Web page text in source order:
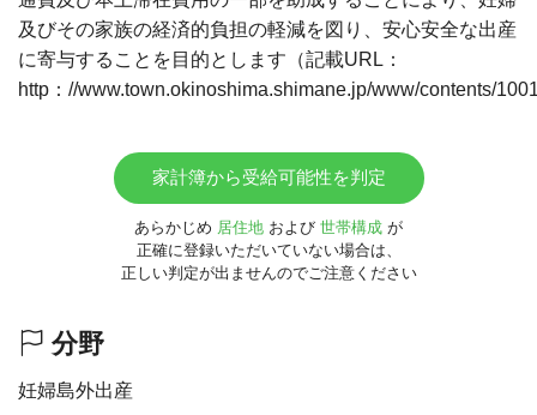
及びその家族の経済的負担の軽減を図り、安心安全な出産
に寄与することを目的とします（記載URL：
http：//www.town.okinoshima.shimane.jp/www/contents/
家計簿から受給可能性を判定
あらかじめ 居住地 および 世帯構成 が
正確に登録いただいていない場合は、
正しい判定が出ませんのでご注意ください
分野
妊婦島外出産